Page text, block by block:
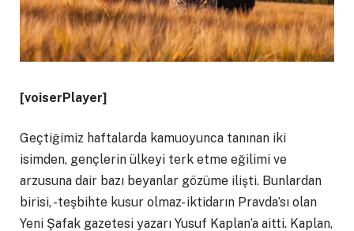
[voiserPlayer]
Geçtiğimiz haftalarda kamuoyunca tanınan iki
isimden, gençlerin ülkeyi terk etme eğilimi ve
arzusuna dair bazı beyanlar gözüme ilişti. Bunlardan
birisi, -teşbihte kusur olmaz- iktidarın Pravda’sı olan
Yeni Şafak gazetesi yazarı Yusuf Kaplan’a aitti. Kaplan,